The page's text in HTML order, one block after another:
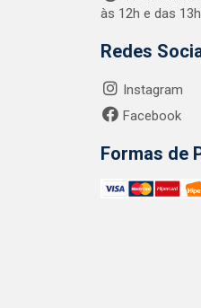
às 12h e das
Redes
Instagram
Facebook
Formas de